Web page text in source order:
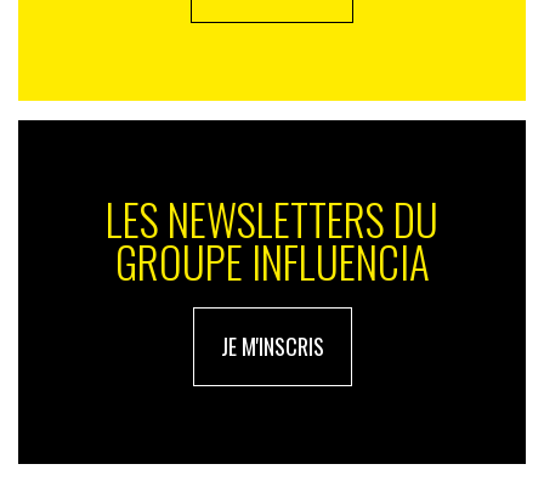
LES NEWSLETTERS DU
GROUPE INFLUENCIA
JE M'INSCRIS